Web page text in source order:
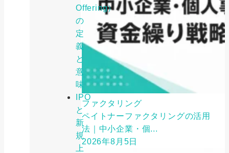
Offering）
の
定
義
と
意
味
IPO
と
新
規
上
ファクタリング
ペイトナーファクタリングの活用
法｜中小企業・個...
2026年8月5日